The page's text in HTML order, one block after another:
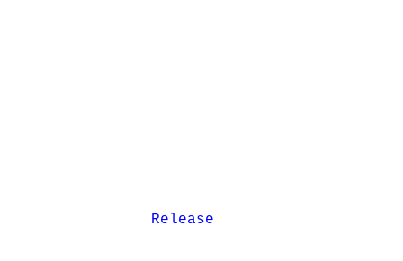
Release